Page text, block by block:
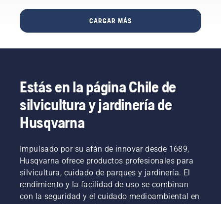
notarás
al
instante,
incluso
instalación
optimizado.
Aquí
tienes
sobre
cómo
instalar
fácilmente
un robot
cortacésped
cuenta a
la hora
el tapón
con la
CARGAR MÁS
Estás en la página Chile de
silvicultura y jardinería de
Husqvarna
Impulsado por su afán de innovar desde 1689,
Husqvarna ofrece productos profesionales para
silvicultura, cuidado de parques y jardinería. El
rendimiento y la facilidad de uso se combinan
con la seguridad y el cuidado medioambiental en